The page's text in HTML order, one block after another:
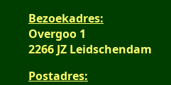
Bezoekadres:
Overgoo 1
2266 JZ Leidschendam
Postadres: